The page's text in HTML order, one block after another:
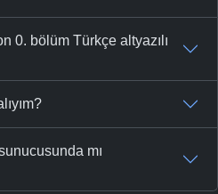
0. bölüm Türkçe altyazılı
mı